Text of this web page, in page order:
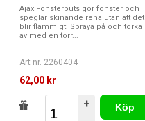
Ajax Fönsterputs gör fönster och
speglar skinande rena utan att det
blir flammigt. Spraya på och torka
av med en torr...
Art nr. 2260404
62,00 kr
+
Köp